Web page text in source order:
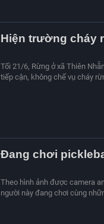
Hiện trường cháy
Tối 21/6, Rừng ở xã Thiên
tiếp cận, không chế vụ cháy
Đang chơi
Theo hình ảnh được camera
người này đang chơi cùng